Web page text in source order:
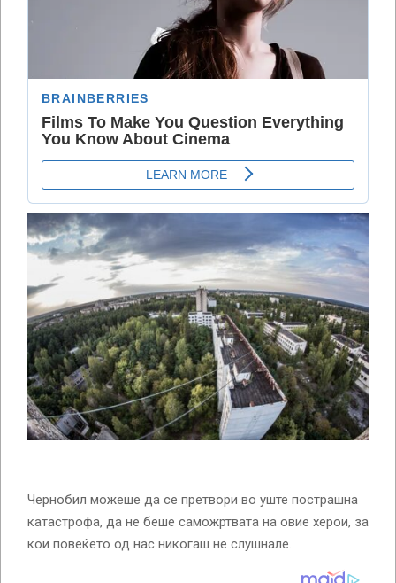
Чернобил можеше да се претвори во уште пострашна
катастрофа, да не беше саможртвата на овие херои, за
кои повеќето од нас никогаш не слушнале.